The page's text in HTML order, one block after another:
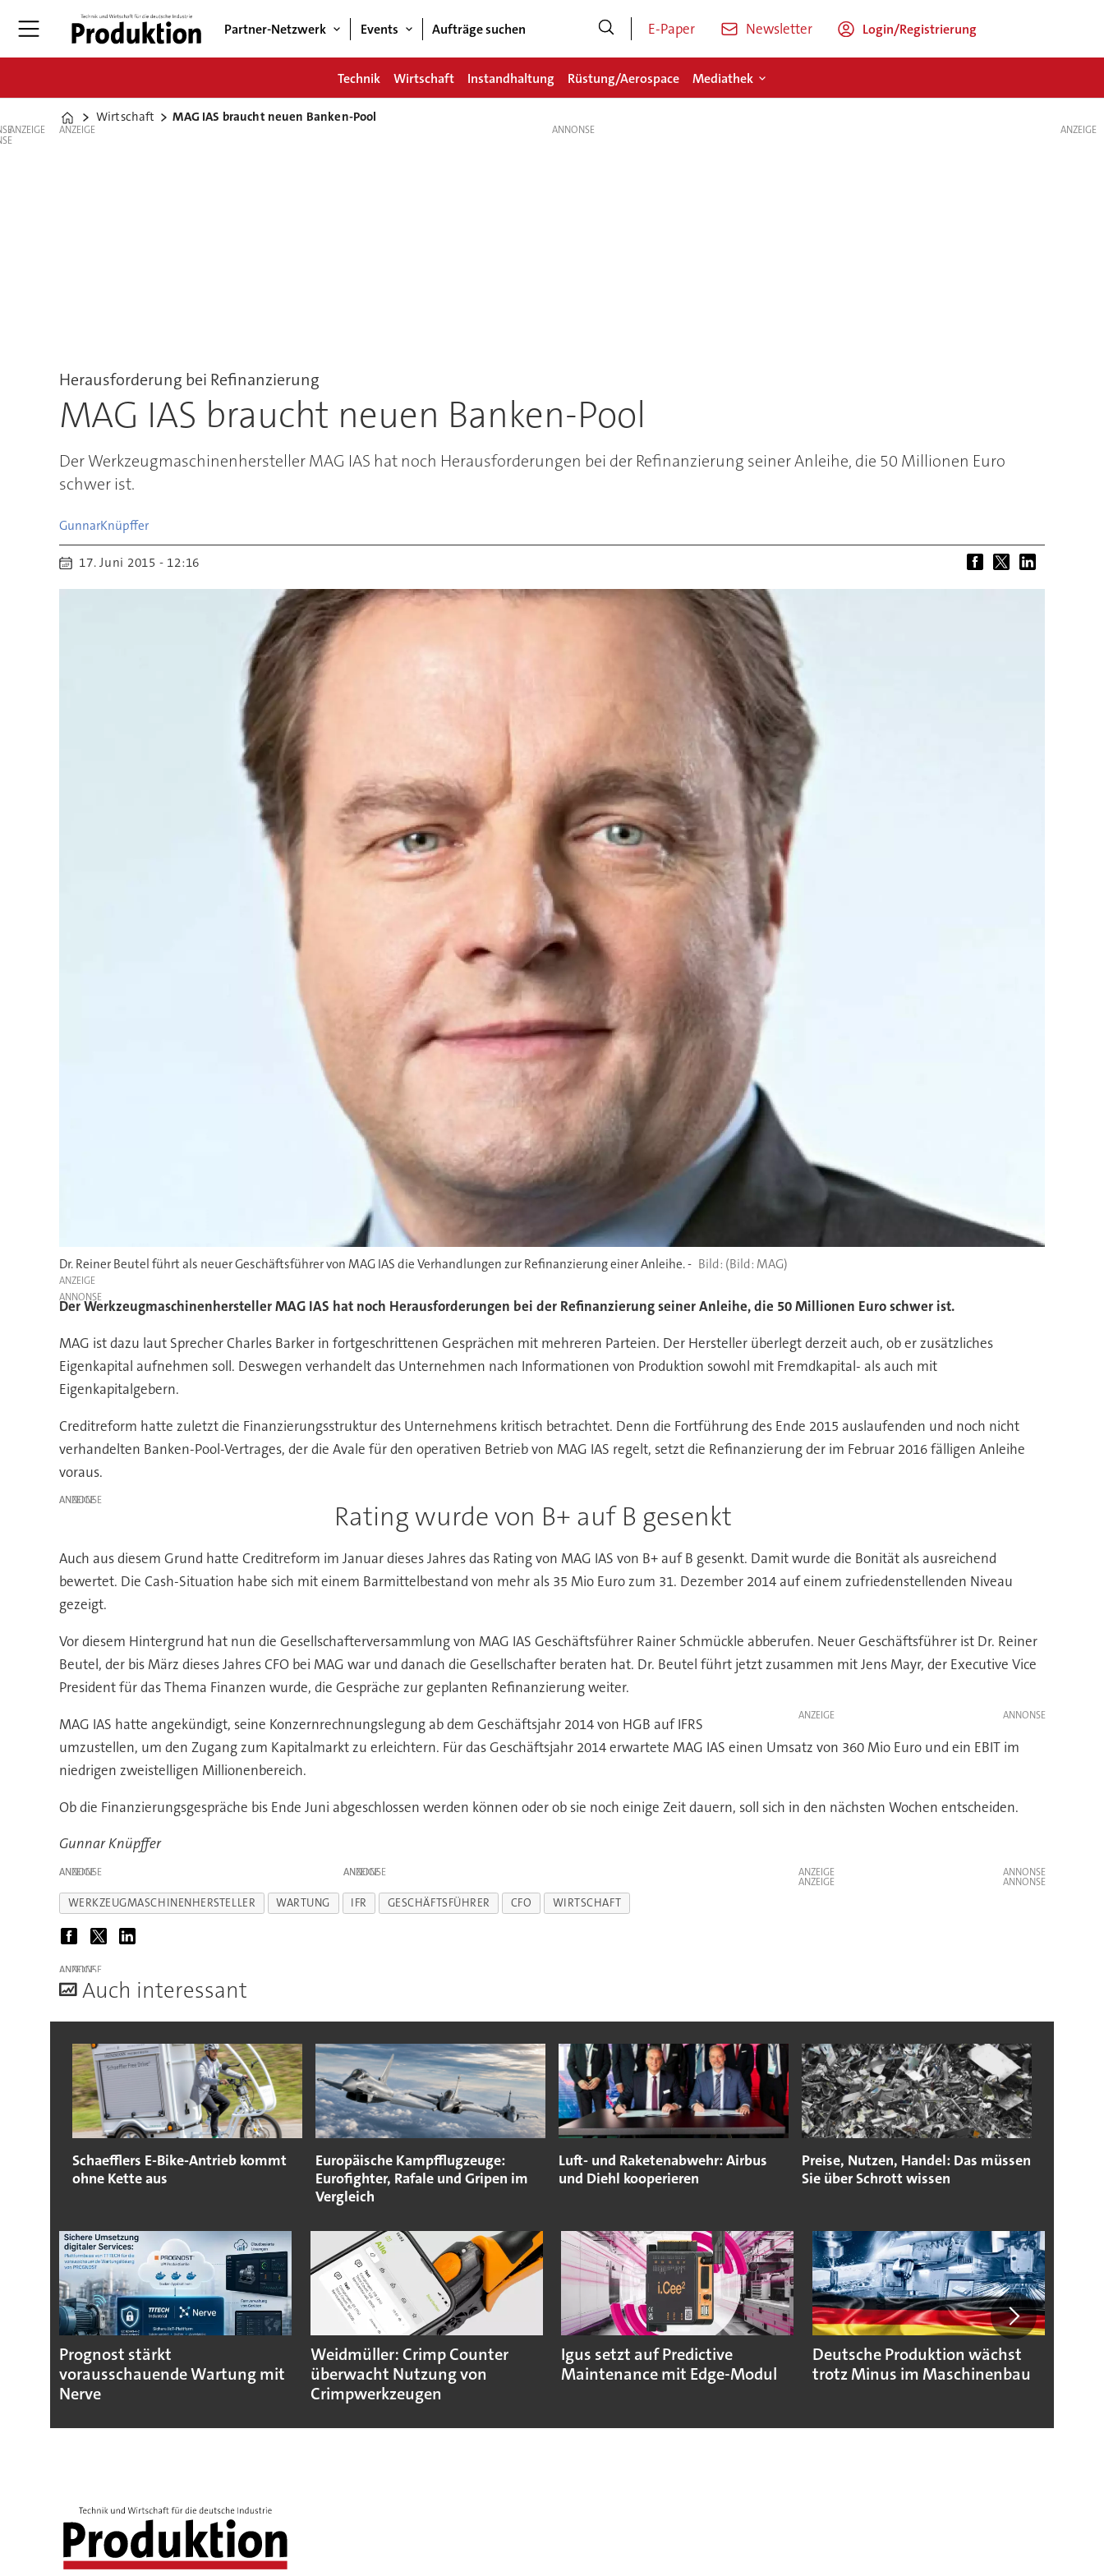
Partner-Netzwerk Events Aufträge suchen E-Paper Newsletter Login/Registrierung
Technik Wirtschaft Instandhaltung Rüstung/Aerospace Mediathek
Home
Wirtschaft MAG IAS braucht neuen Banken-Pool
ANZEIGE ANZEIGE
Herausforderung bei Refinanzierung
MAG IAS braucht neuen Banken-Pool
Der Werkzeugmaschinenhersteller MAG IAS hat noch Herausforderungen bei der Refinanzierung seiner Anleihe, die 50 Millionen Euro
schwer ist.
GunnarKnüpffer
17. Juni 2015 - 12:16
Dr. Reiner Beutel führt als neuer Geschäftsführer von MAG IAS die Verhandlungen zur Refinanzierung einer Anleihe. - (Bild: MAG)
ANZEIGE
Der Werkzeugmaschinenhersteller MAG IAS hat noch Herausforderungen bei der Refinanzierung seiner Anleihe, die 50 Millionen Euro schwer ist.
MAG ist dazu laut Sprecher Charles Barker in fortgeschrittenen Gesprächen mit mehreren Parteien. Der Hersteller überlegt derzeit auch, ob er zusätzliches
Eigenkapital aufnehmen soll. Deswegen verhandelt das Unternehmen nach Informationen von Produktion sowohl mit Fremdkapital- als auch mit
Eigenkapitalgebern.
Creditreform hatte zuletzt die Finanzierungsstruktur des Unternehmens kritisch betrachtet. Denn die Fortführung des Ende 2015 auslaufenden und noch nicht
verhandelten Banken-Pool-Vertrages, der die Avale für den operativen Betrieb von MAG IAS regelt, setzt die Refinanzierung der im Februar 2016 fälligen Anleihe
voraus.
ANZEIGE Rating wurde von B+ auf B gesenkt
Auch aus diesem Grund hatte Creditreform im Januar dieses Jahres das Rating von MAG IAS von B+ auf B gesenkt. Damit wurde die Bonität als ausreichend
bewertet. Die Cash-Situation habe sich mit einem Barmittelbestand von mehr als 35 Mio Euro zum 31. Dezember 2014 auf einem zufriedenstellenden Niveau
gezeigt.
Vor diesem Hintergrund hat nun die Gesellschafterversammlung von MAG IAS Geschäftsführer Rainer Schmückle abberufen. Neuer Geschäftsführer ist Dr. Reiner
Beutel, der bis März dieses Jahres CFO bei MAG war und danach die Gesellschafter beraten hat. Dr. Beutel führt jetzt zusammen mit Jens Mayr, der Executive Vice
President für das Thema Finanzen wurde, die Gespräche zur geplanten Refinanzierung weiter.
ANZEIGE
MAG IAS hatte angekündigt, seine Konzernrechnungslegung ab dem Geschäftsjahr 2014 von HGB auf IFRS
umzustellen, um den Zugang zum Kapitalmarkt zu erleichtern. Für das Geschäftsjahr 2014 erwartete MAG IAS einen Umsatz von 360 Mio Euro und ein EBIT im
niedrigen zweistelligen Millionenbereich.
Ob die Finanzierungsgespräche bis Ende Juni abgeschlossen werden können oder ob sie noch einige Zeit dauern, soll sich in den nächsten Wochen entscheiden.
Gunnar Knüpffer
ANZEIGE ANZEIGE
ANZEIGE
ANZEIGE
WERKZEUGMASCHINENHERSTELLER WARTUNG IFR GESCHÄFTSFÜHRER CFO WIRTSCHAFT
ANZEIGE
Auch interessant
Schaefflers E-Bike-Antrieb kommt
ohne Kette aus
Europäische Kampfflugzeuge:
Eurofighter, Rafale und Gripen im
Vergleich
Luft- und Raketenabwehr: Airbus
und Diehl kooperieren
Preise, Nutzen, Handel: Das müssen
Sie über Schrott wissen
Prognost stärkt
vorausschauende Wartung mit
Nerve
Weidmüller: Crimp Counter
überwacht Nutzung von
Crimpwerkzeugen
Igus setzt auf Predictive
Maintenance mit Edge-Modul
Deutsche Produktion wächst
trotz Minus im Maschinenbau
ANZEIGE